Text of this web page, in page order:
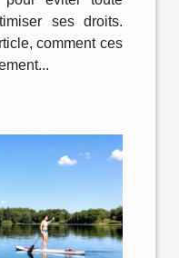
ses droits.
comment ces